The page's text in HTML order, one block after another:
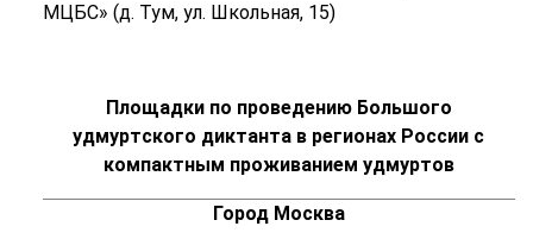
МЦБС» (д. Тум, ул. Школьная, 15)
Площадки по проведению Большого
удмуртского диктанта в регионах России с
компактным проживанием удмуртов
Город Москва